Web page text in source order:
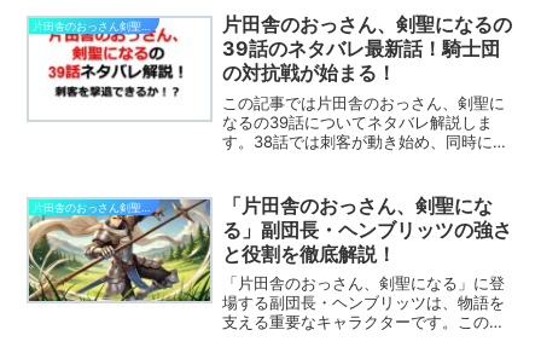
ベリルとの関わりなど、彼女に関する魅
力を徹底解説します！
片田舎のおっさん剣聖になる
片田舎のおっさん、剣聖になるの
39話のネタバレ最新話！騎士団
の対抗戦が始まる！
この記事では片田舎のおっさん、剣聖に
なるの39話についてネタバレ解説しま
す。38話では刺客が動き始め、同時にベ
ょうか？※この記事は片田舎のおっさん、
剣聖になるのネタバ...
「片田舎のおっさん、剣聖にな
る」副団長・ヘンブリッツの強さ
と役割を徹底解説！
「片田舎のおっさん、剣聖になる」に登
場する副団長・ヘンブリッツは、物語を
支える重要なキャラクターです。この記